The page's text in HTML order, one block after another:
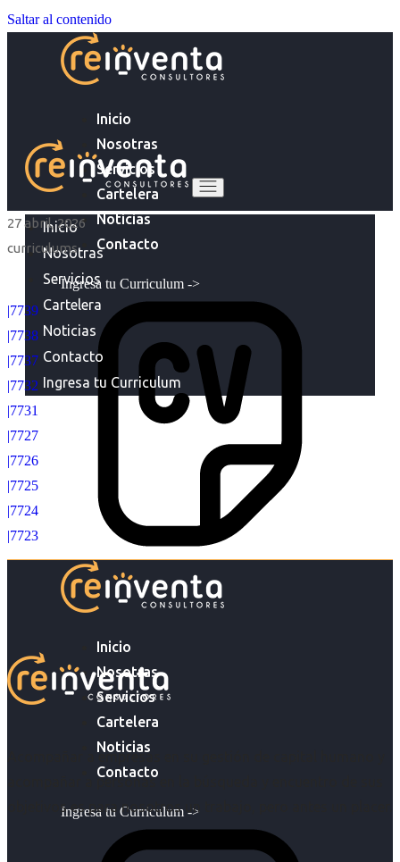
Saltar al contenido
Inicio
Nosotras
Servicios
Cartelera
Noticias
Contacto
Ingresa tu Curriculum ->
Inicio
Nosotras
Servicios
Cartelera
Noticias
Contacto
Ingresa tu Curriculum ->
Inicio
Nosotras
Servicios
Cartelera
Noticias
Contacto
Ingresa tu Curriculum
27 abril, 2026
curriculums
|7739
|7738
|7737
|7732
|7731
|7727
|7726
|7725
|7724
|7723
Acompañar a empresas en su gestión de capital humano y
acompañar a personas en la búsqueda y encuentro de sus
objetivos es para nosotros un trabajo, pero antes un placer.